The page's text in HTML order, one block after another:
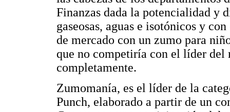
Finanzas dada la potencialidad y
gaseosas, aguas e isotónicos y
de mercado con un zumo para
que no competiría con el líder
completamente.
Zumomanía, es el líder de la
Punch, elaborado a partir de un